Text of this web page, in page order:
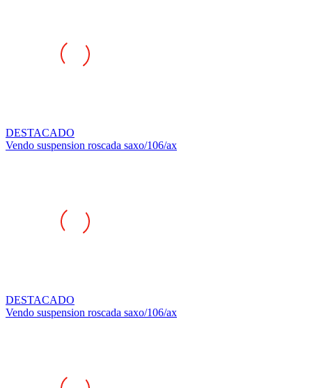
DESTACADO
Vendo suspension roscada saxo/106/ax
DESTACADO
Vendo suspension roscada saxo/106/ax